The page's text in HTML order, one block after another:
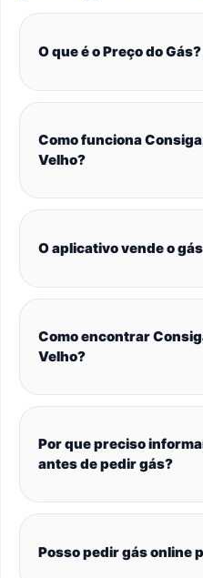
O que é o Preço do Gás?
Como funciona
Velho?
O aplicativo vende o
Como encontrar
Velho?
Por que preciso
antes de pedir gás?
Posso pedir gás online